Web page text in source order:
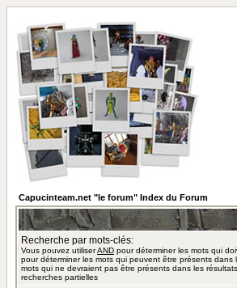
Capucinteam.net "le forum" Index du Forum
Recherche par mots-clés:
Vous pouvez utiliserAND pour déterminer les mots qui
pour déterminer les mots qui peuvent être présents dans
mots qui ne devraient pas être présents dans les
recherches partielles